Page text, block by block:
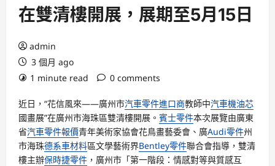
在雙清樓開展，展期至5月15日
admin
3 個月 ago
1 minute read
0 comments
近日，“花信風來——廣州市汽車零件進口商教師中汽車機油芯
國畫展”在廣州市海珠區雙清樓開展。 賓士零件本次展覽由廣東
省汽車零件報價青年美術家協會花鳥畫藝委會、廣Audi零件州
市海珠德系車材料區文學藝術界Bentley零件聯合會指導，雙清
樓主辦保時捷零件 ，廣州市「第一階段：情感對等與質感互